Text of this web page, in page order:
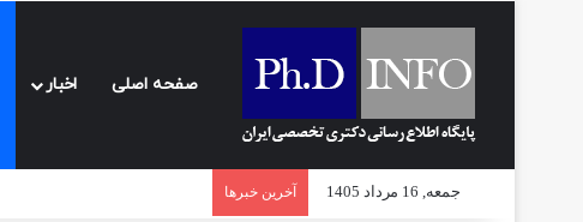
صفحه اصلی اخبار
جمعه, 16 مرداد 1405 آخرین خبرها